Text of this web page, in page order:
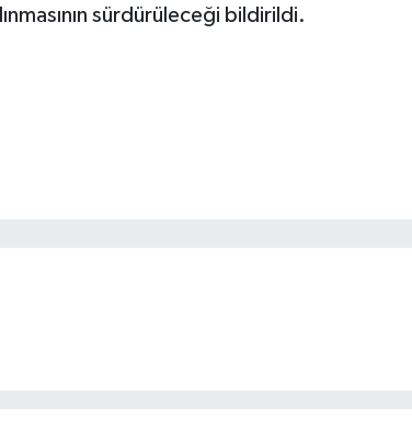
sürdürüleceği bildirildi.